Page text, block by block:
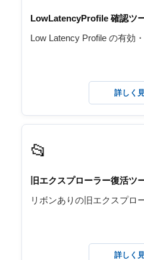
LowLatencyProfile 確認ツ
Low Latency Profile の有効
詳しく
📂
旧エクスプローラー復活ツ
リボンありの旧エクスプロ
詳しく